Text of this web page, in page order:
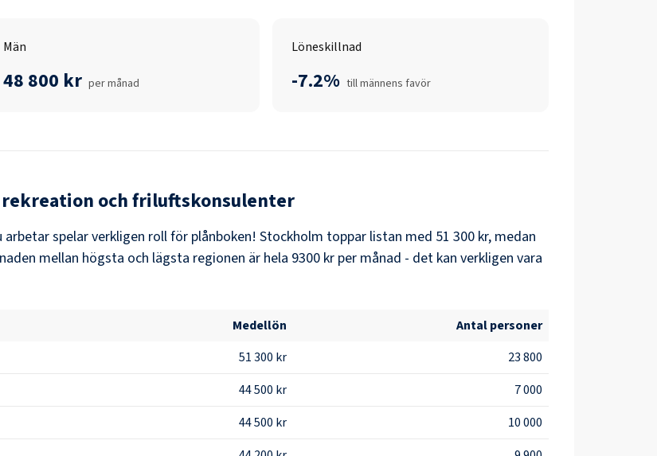
Män
48 800 kr per månad
Löneskillnad
-7.2% till männens favör
och friluftskonsulenter
spelar verkligen roll för plånboken! Stockholm toppar listan med 51 300 kr, medan
mellan högsta och lägsta regionen är hela 9300 kr per månad - det kan verkligen vara
Medellön
Antal personer
51 300 kr
23 800
44 500 kr
7 000
44 500 kr
10 000